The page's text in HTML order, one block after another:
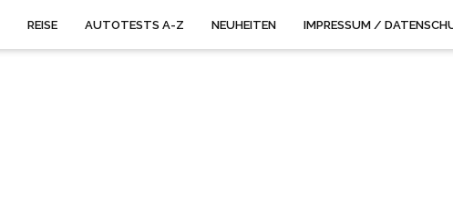
REISE AUTOTESTS A-Z NEUHEITEN IMPRESSUM /